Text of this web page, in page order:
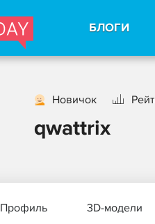
БЛОГИ
Новичок
qwattrix
Профиль 3D-модели